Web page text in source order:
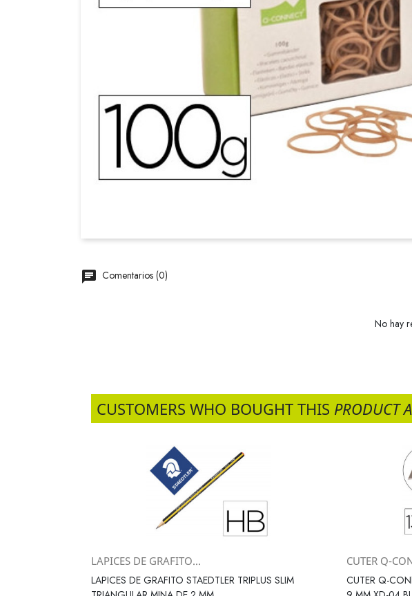
Comentarios (0)
No hay
CUSTOMERS WHO BOUGHT THIS PRODUCT
Vista rápida
LAPICES DE GRAFITO...
LAPICES DE GRAFITO STAEDTLER TRIPLUS SLIM
CUTER Q-
CUTER Q-